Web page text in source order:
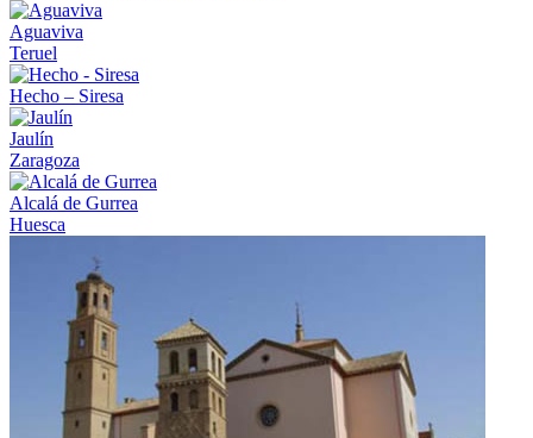
Aguaviva
Teruel
Hecho – Siresa
Jaulín
Zaragoza
Alcalá de Gurrea
Huesca